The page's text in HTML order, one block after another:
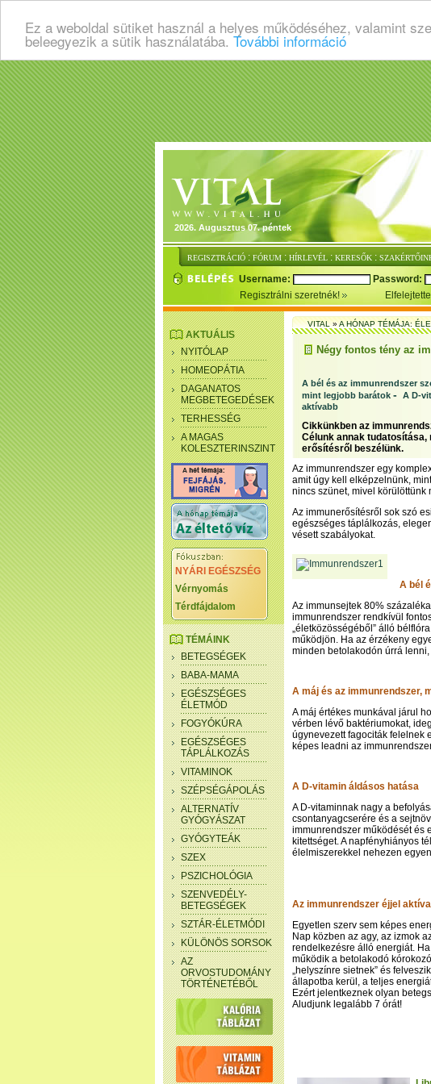
Ez a weboldal sütiket használ a helyes működéséhez, valamint
beleegyezik a sütik használatába. További információ
2026. Augusztus 07. péntek
REGISZTRÁCIÓ : FÓRUM : HÍRLEVÉL : KERESŐK :
Username: Password:
Regisztrálni szeretnék!
AKTUÁLIS
NYITÓLAP
HOMEOPÁTIA
DAGANATOS
MEGBETEGEDÉSEK
TERHESSÉG
A MAGAS
KOLESZTERINSZINT
NYÁRI EGÉSZSÉG
Vérnyomás
Térdfájdalom
TÉMÁINK
BETEGSÉGEK
BABA-MAMA
EGÉSZSÉGES
ÉLETMÓD
FOGYÓKÚRA
EGÉSZSÉGES
TÁPLÁLKOZÁS
VITAMINOK
SZÉPSÉGÁPOLÁS
ALTERNATÍV
GYÓGYÁSZAT
GYÓGYTEÁK
SZEX
PSZICHOLÓGIA
SZENVEDÉLY-
BETEGSÉGEK
SZTÁR-ÉLETMÓDI
KÜLÖNÖS SORSOK
AZ
ORVOSTUDOMÁNY
TÖRTÉNETÉBŐL
VITAL»A HÓNAP TÉMÁJA:
Négy fontos tény az
A bél és az immunrendszer
mint legjobb barátok - A D-
aktívabb
Cikkünkben az
Célunk annak
erősítésről beszélünk.
Az immunrendszer egy
amit úgy kell elképzelnünk,
nincs szünet, mivel
Az immunerősítésről sok szó
egészséges táplálkozás,
vésett szabályokat.
A bél
Az immunsejtek 80%
immunrendszer rendkívül
„életközösségéből” álló
működjön. Ha az érzékeny
minden betolakodón úrrá
A máj és az immunrendszer,
A máj értékes munkával járul
vérben lévő baktériumokat,
úgynevezett fagociták felelnek
képes leadni az
A D-vitamin áldásos hatása
A D-vitaminnak nagy a
csontanyagcserére és a
immunrendszer működését és
kitettséget. A napfényhiányos
élelmiszerekkel nehezen
Az immunrendszer éjjel
Egyetlen szerv sem képes
Nap közben az agy, az izmok
rendelkezésre álló energiát.
működik a betolakodó
„helyszínre sietnek” és
állapotba kerül, a teljes
Ezért jelentkeznek olyan
Aludjunk legalább 7 órát!